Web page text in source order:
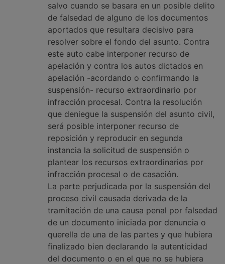
salvo cuando se basara en un posible delito
de falsedad de alguno de los documentos
aportados que resultara decisivo para
resolver sobre el fondo del asunto. Contra
este auto cabe interponer recurso de
apelación y contra los autos dictados en
apelación -acordando o confirmando la
suspensión- recurso extraordinario por
infracción procesal. Contra la resolución
que deniegue la suspensión del asunto civil,
será posible interponer recurso de
reposición y reproducir en segunda
instancia la solicitud de suspensión o
plantear los recursos extraordinarios por
infracción procesal o de casación.
La parte perjudicada por la suspensión del
proceso civil causada derivada de la
tramitación de una causa penal por falsedad
de un documento iniciada por denuncia o
querella de una de las partes y que hubiera
finalizado bien declarando la autenticidad
del documento o en el que no se hubiera